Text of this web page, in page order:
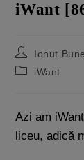
iWant
Ionut
iWant
Azi am
liceu, adică